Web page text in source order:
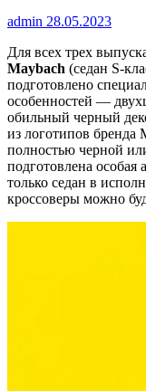
admin 28.05.2023
Для всех трех
Maybach (седан S-
подготовлено
особенностей —
обильный черный
из логотипов бренда
полностью черной
подготовлена особая
только седан в
кроссоверы можно